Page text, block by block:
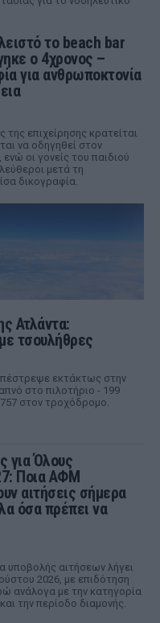
το beach bar
ο 4χρονος –
για ανθρωποκτονία
της επιχείρησης κρατείται
να οδηγηθεί στον
ενώ οι γονείς του παιδιού
μετά τη
δικογραφία.
Ατλάντα:
τσουλήθρες
εκτάκτως στην
στο πιλοτήριο - 199
στον τροχόδρομο.
για Όλους
Ποια ΑΦΜ
αιτήσεις σήμερα
όσα πρέπει να
υποβολής αιτήσεων λήγει
2026, με επιδότηση
ανάλογα με την κατηγορία
την περίοδο διαμονής.